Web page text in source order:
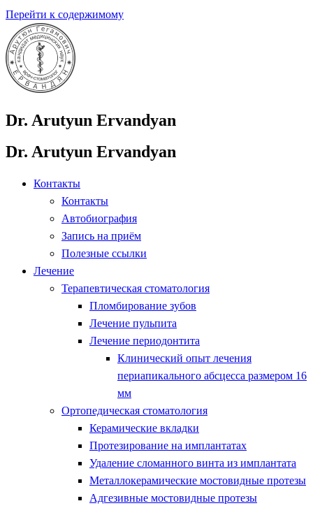
Перейти к содержимому
Dr. Arutyun Ervandyan
Dr. Arutyun Ervandyan
Контакты
Контакты
Автобиография
Запись на приём
Полезные ссылки
Лечение
Терапевтическая стоматология
Пломбирование зубов
Лечение пульпита
Лечение периодонтита
Клинический опыт лечения
периапикального абсцесса размером 16
мм
Ортопедическая стоматология
Керамические вкладки
Протезирование на имплантатах
Удаление сломанного винта из имплантата
Металлокерамические мостовидные протезы
Адгезивные мостовидные протезы